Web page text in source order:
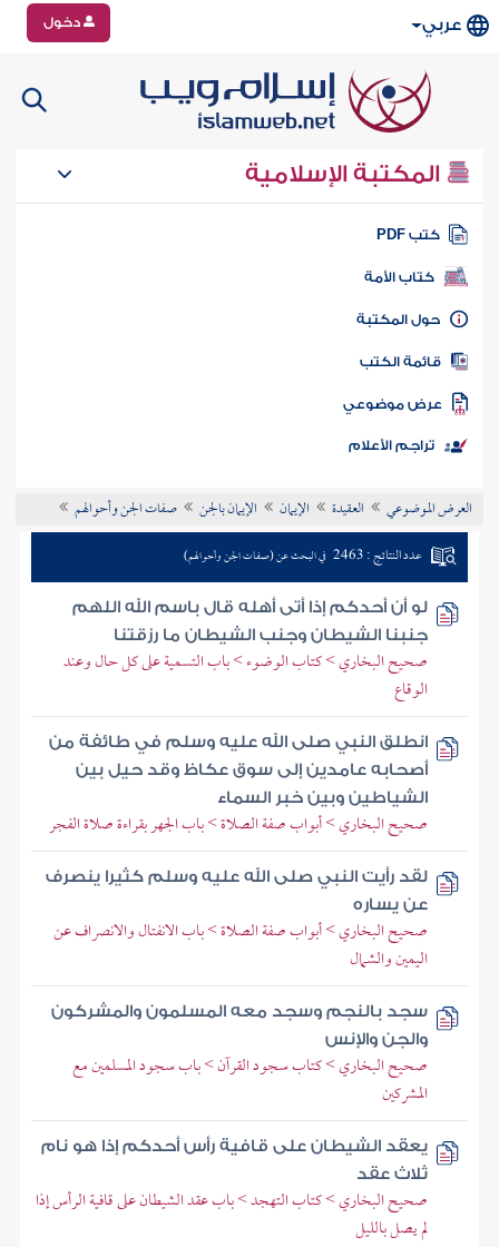
عربي دخول
المكتبة الإسلامية
كتب PDF
كتاب الأمة
المكتبة
الكتب
موضوعي
تراجم الأعلام
العرض الموضوعي العقيدة الإيمان الإيمان بالجن صفات الجن وأحوالهم
عدد النتائج : 2463 في البحث عن (صفات الجن وأحوالهم)
لو أن أحدكم إذا أتى أهله قال باسم الله اللهم
جنبنا الشيطان وجنب الشيطان ما رزقتنا
صحيح البخاري > كتاب الوضوء > باب التسمية على كل حال وعند
الوقاع
انطلق النبي صلى الله عليه وسلم في طائفة من
أصحابه عامدين إلى سوق عكاظ وقد حيل بين
الشياطين وبين خبر السماء
صحيح البخاري > أبواب صفة الصلاة > باب الجهر بقراءة صلاة الفجر
لقد رأيت النبي صلى الله عليه وسلم كثيرا ينصرف
عن يساره
صحيح البخاري > أبواب صفة الصلاة > باب الانفتال والانصراف عن
اليمين والشمال
سجد بالنجم وسجد معه المسلمون والمشركون
والجن والإنس
صحيح البخاري > كتاب سجود القرآن > باب سجود المسلمين مع
المشركين
يعقد الشيطان على قافية رأس أحدكم إذا هو نام
ثلاث عقد
صحيح البخاري > كتاب التهجد > باب عقد الشيطان على قافية الرأس إذا
لم يصل بالليل